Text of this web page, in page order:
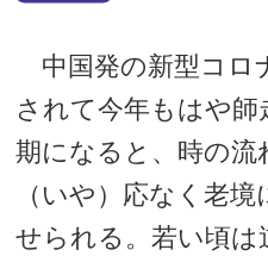
中国発の新型コロ
されて今年もはや
期になると、時の
（いや）応なく老
せられる。若い頃は